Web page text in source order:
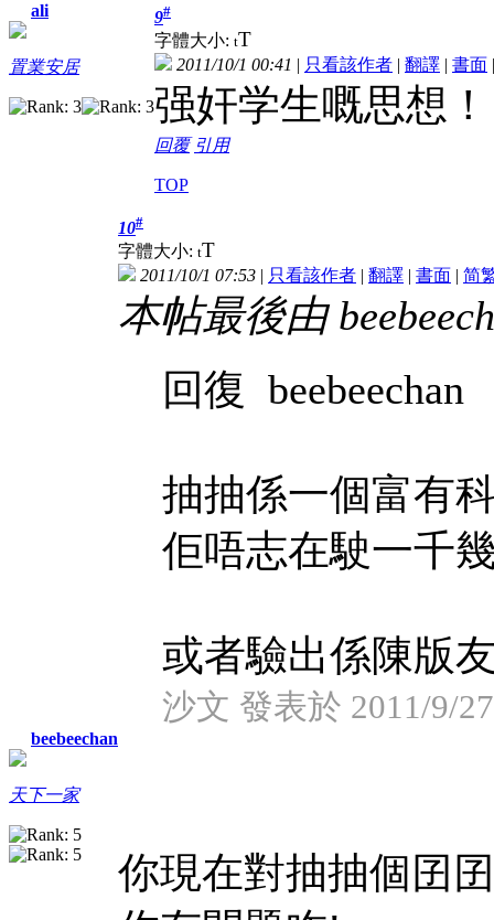
ali
置業安居
9#
字體大小: tT
2011/10/1 00:41 | 只看該作者 | 翻譯 | 書面
强奸学生嘅思想！
回覆 引用
TOP
beebeechan
天下一家
10#
字體大小: tT
2011/10/1 07:53 | 只看該作者 | 翻譯 | 書面 | 简
本帖最後由
回復 beebeechan
抽抽係一個富有
佢唔志在駛一千
或者驗出係陳版
沙文 發表於 2011/9/
你現在對抽抽個囝